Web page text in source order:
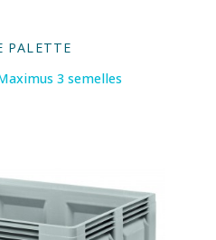
PALETTE
3 semelles